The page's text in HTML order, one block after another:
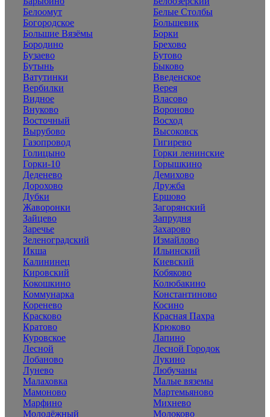
Белоомут
Белые Столбы
Богородское
Большевик
Большие Вязёмы
Борки
Бородино
Брехово
Бузаево
Бутово
Бутынь
Быково
Ватутинки
Введенское
Вербилки
Верея
Видное
Власово
Внуково
Вороново
Восточный
Восход
Вырубово
Высоковск
Газопровод
Гигирево
Голицыно
Горки ленинские
Горки-10
Горышкино
Деденево
Демихово
Дорохово
Дружба
Дубки
Ершово
Жаворонки
Загорянский
Зайцево
Запрудня
Заречье
Захарово
Зеленоградский
Измайлово
Икша
Ильинский
Калининец
Киевский
Кировский
Кобяково
Кокошкино
Колюбакино
Коммунарка
Константиново
Коренево
Косино
Красково
Красная Пахра
Кратово
Крюково
Куровское
Лапино
Лесной
Лесной Городок
Лобаново
Лукино
Лунево
Любучаны
Малаховка
Малые вяземы
Мамоново
Мартемьяново
Марфино
Михнево
Молодёжный
Молоково